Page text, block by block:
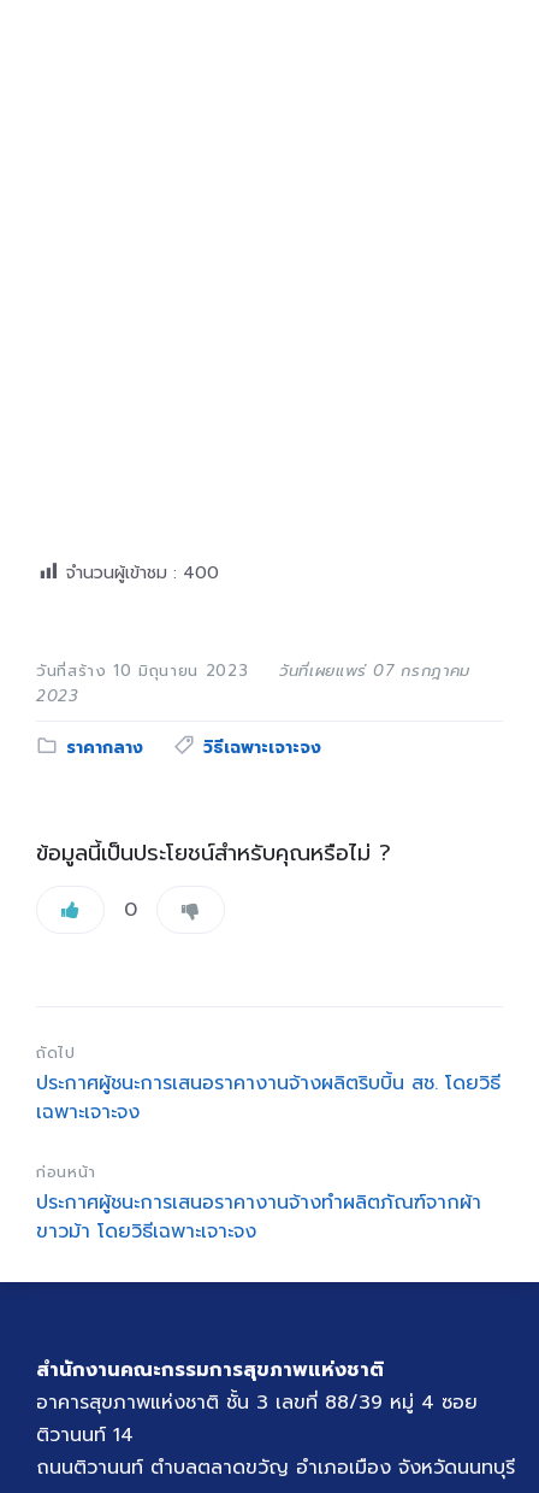
จำนวนผู้เข้าชม : 400
วันที่สร้าง 10 มิถุนายน 2023
วันที่เผยแพร่ 07 กรกฎาคม
2023
Category:
ราคากลาง Tags:
วิธีเฉพาะเจาะจง
ข้อมูลนี้เป็นประโยชน์สำหรับคุณหรือไม่ ?
0
ถัดไป
ประกาศผู้ชนะการเสนอราคางานจ้างผลิตริบบิ้น สช. โดยวิธี
เฉพาะเจาะจง
ก่อนหน้า
ประกาศผู้ชนะการเสนอราคางานจ้างทำผลิตภัณฑ์จากผ้า
ขาวม้า โดยวิธีเฉพาะเจาะจง
สำนักงานคณะกรรมการสุขภาพแห่งชาติ
อาคารสุขภาพแห่งชาติ ชั้น 3 เลขที่ 88/39 หมู่ 4 ซอย
ติวานนท์ 14
ถนนติวานนท์ ตำบลตลาดขวัญ อำเภอเมือง จังหวัดนนทบุรี